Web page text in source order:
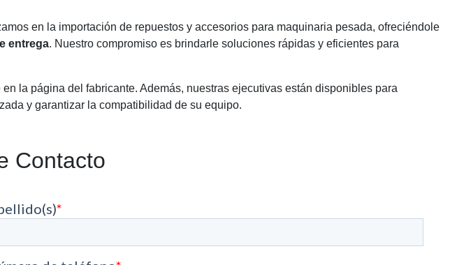
en la importación de repuestos y accesorios para maquinaria pesada, ofreciéndole
entrega. Nuestro compromiso es brindarle soluciones rápidas y eficientes para
la página del fabricante. Además, nuestras ejecutivas están disponibles para
y garantizar la compatibilidad de su equipo.
Contacto